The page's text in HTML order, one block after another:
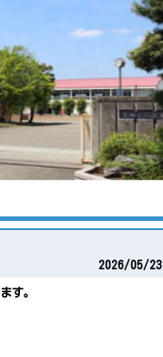
2026/05/23
す。